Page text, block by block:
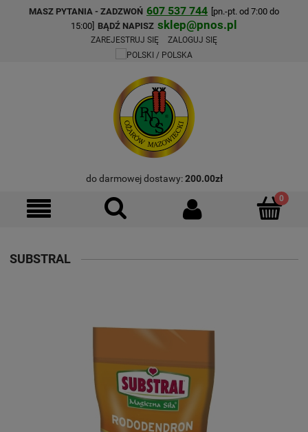
MASZ PYTANIA - ZADZWOŃ 607 537 744 [pn.-pt. od 7:00 do
15:00] BĄDŹ NAPISZ sklep@pnos.pl
ZAREJESTRUJ SIĘ ZALOGUJ SIĘ
do darmowej dostawy:200.00zł
SUBSTRAL